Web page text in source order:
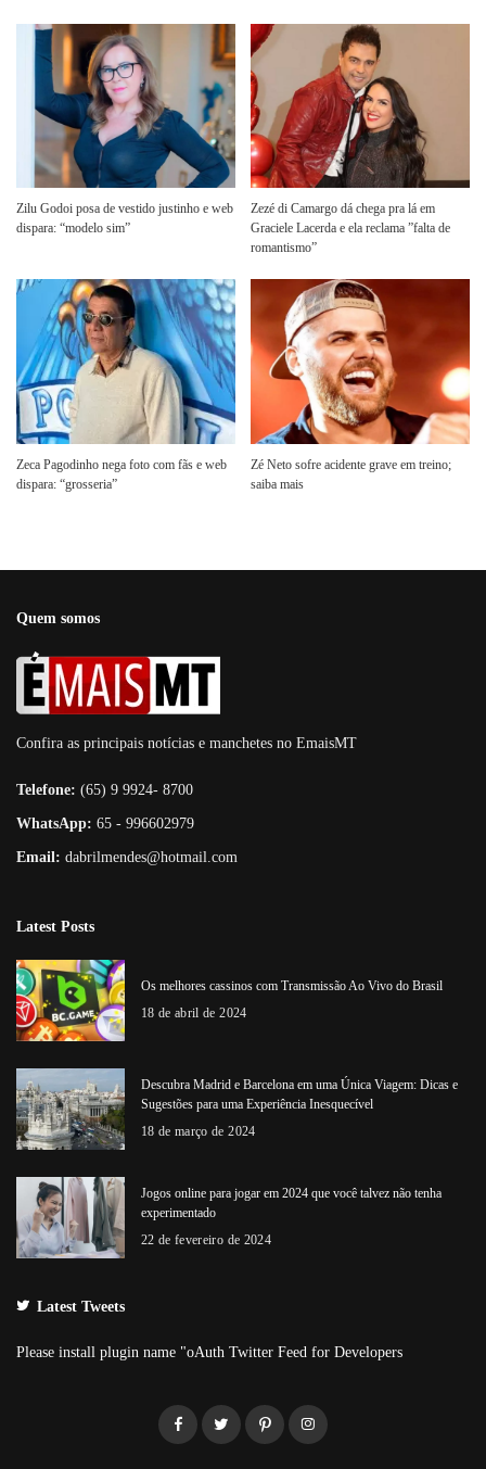
Zilu Godoi posa de vestido justinho e web
dispara: “modelo sim”
Zezé di Camargo dá chega pra lá em
Graciele Lacerda e ela reclama ”falta de
romantismo”
Zeca Pagodinho nega foto com fãs e web
dispara: “grosseria”
Zé Neto sofre acidente grave em treino;
saiba mais
Quem somos
Confira as principais notícias e manchetes no EmaisMT
Telefone: (65) 9 9924- 8700
WhatsApp: 65 - 996602979
Email: dabrilmendes@hotmail.com
Latest Posts
Os melhores cassinos com Transmissão Ao Vivo do Brasil
18 de abril de 2024
Descubra Madrid e Barcelona em uma Única Viagem: Dicas e
Sugestões para uma Experiência Inesquecível
18 de março de 2024
Jogos online para jogar em 2024 que você talvez não tenha
experimentado
22 de fevereiro de 2024
Latest Tweets
Please install plugin name "oAuth Twitter Feed for Developers